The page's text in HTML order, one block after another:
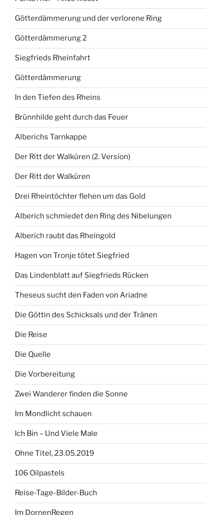
Götterdämmerung und der verlorene Ring
Götterdämmerung 2
Siegfrieds Rheinfahrt
Götterdämmerung
In den Tiefen des Rheins
Brünnhilde geht durch das Feuer
Alberichs Tarnkappe
Der Ritt der Walküren (2. Version)
Der Ritt der Walküren
Drei Rheintöchter flehen um das Gold
Alberich schmiedet den Ring des Nibelungen
Alberich raubt das Rheingold
Hagen von Tronje tötet Siegfried
Das Lindenblatt auf Siegfrieds Rücken
Theseus sucht den Faden von Ariadne
Die Göttin des Schicksals und der Tränen
Die Reise
Die Quelle
Die Vorbereitung
Zwei Wanderer finden die Sonne
Im Mondlicht schauen
Ich Bin – Und Viele Male
Ohne Titel, 23.05.2019
106 Oilpastels
Reise-Tage-Bilder-Buch
Im DornenRegen